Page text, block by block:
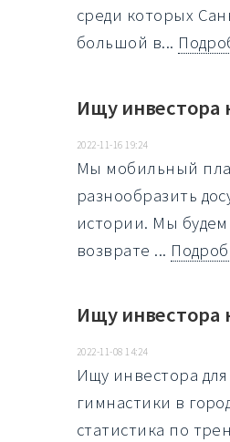
среди которых
большой в...
Ищу инвестора
2022-11-16 19:24
Мы мобильный
разнообразить
истории. Мы
возврате ...
Ищу инвестора
2022-11-08 14:24
Ищу инвестора
гимнастики в
статистика по